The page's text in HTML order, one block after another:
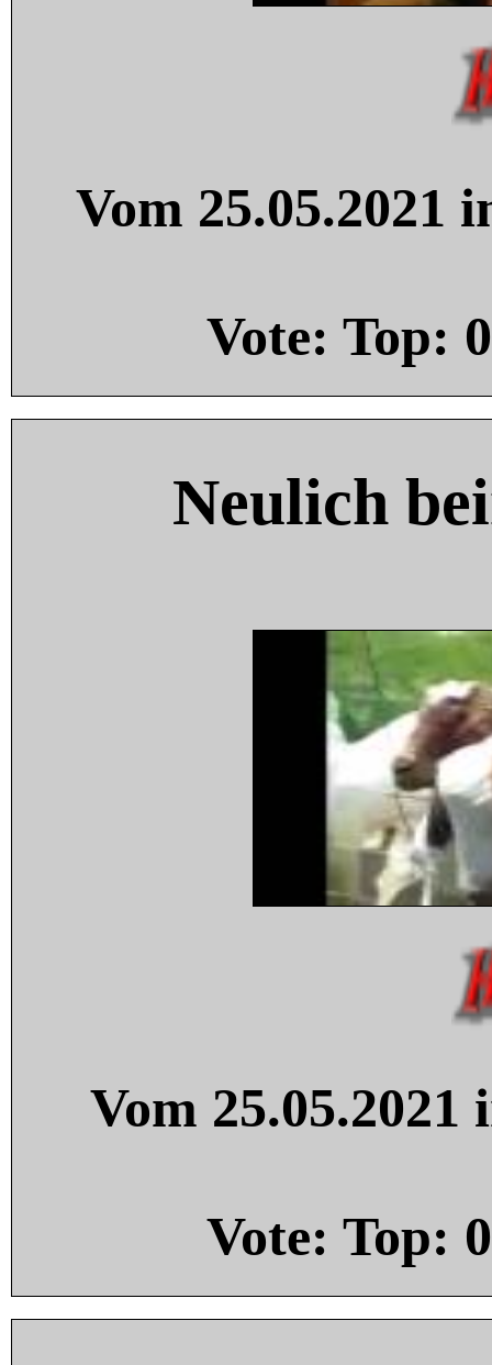
Vom 25.05.2021
Vote: Top: 0
Neulich
Vom
Vote: Top: 0